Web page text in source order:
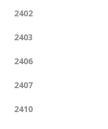
2402
2403
2406
2407
2410